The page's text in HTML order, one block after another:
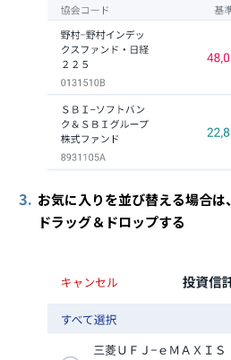
3. お気に入りを並び替える場合
ドラッグ＆ドロップする